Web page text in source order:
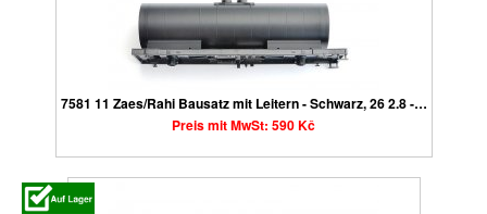
7581 11 Zaes/Rahi Bausatz mit Leitern - Schwarz, 26 2.8 -…
Preis mit MwSt: 590 Kč